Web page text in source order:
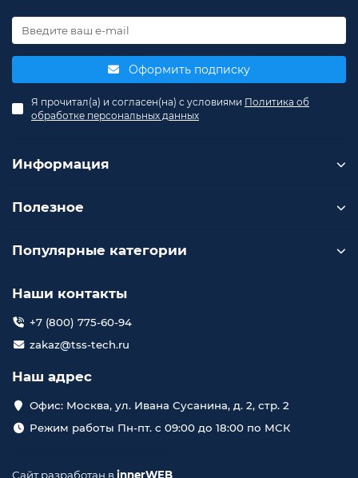
Оформить подписку
Я прочитал(а) и согласен(на) с условиями Политика об
обработке персональных данных
Информация
Полезное
Популярные категории
Наши контакты
+7 (800) 775-60-94
zakaz@tss-tech.ru
Наш адрес
Офис: Москва, ул. Ивана Сусанина, д. 2, стр. 2
Режим работы Пн-пт. с 09:00 до 18:00 по МСК
Сайт разработан вinnerWEB